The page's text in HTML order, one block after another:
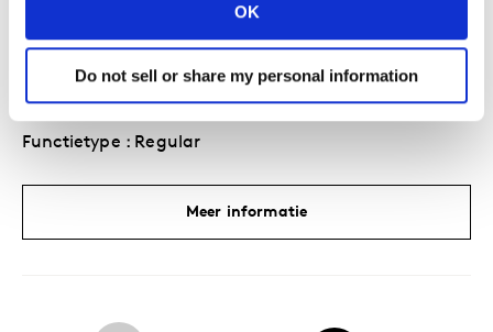
OK
Do not sell or share my personal information
Senior Associate
Functietype : Regular
Meer informatie